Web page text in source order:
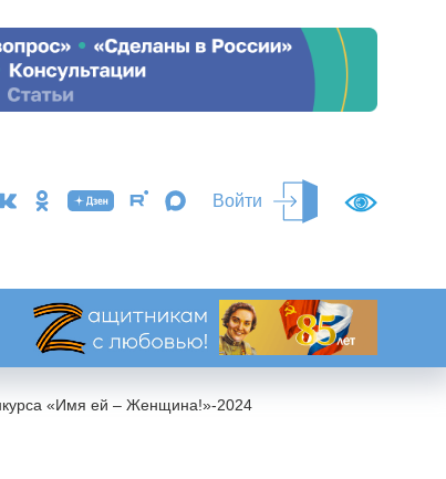
Войти
«Имя ей – Женщина!»-2024